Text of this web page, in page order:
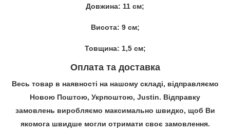
Довжина: 11 см;
Висота: 9 см;
Товщина: 1,5 см;
Оплата та доставка
Весь товар в наявності на нашому складі, відправляємо
Новою Поштою, Укрпоштою, Justin. Відправку
замовлень виробляємо максимально швидко, щоб Ви
якомога швидше могли отримати своє замовлення.